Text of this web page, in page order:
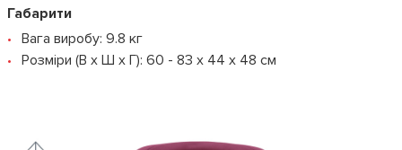
Габарити
Вага виробу: 9.8 кг
Розміри (В x Ш x Г): 60 - 83 x 44 x 48 см